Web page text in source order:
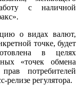
с наличной
о видах валют,
точке, будет
в целях
«точек обмена
потребителей
регулятора.